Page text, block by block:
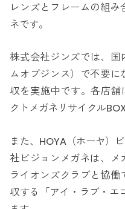
レンズとフレームの組
ネです。
株式会社ジンズでは、
ムオブジンス）で不要
収を実施中です。各店舗
クトメガネリサイクル
また、HOYA（ホーヤ）
社ビジョンメガネは、
ライオンズクラブと協
収する「アイ・ラブ・エ